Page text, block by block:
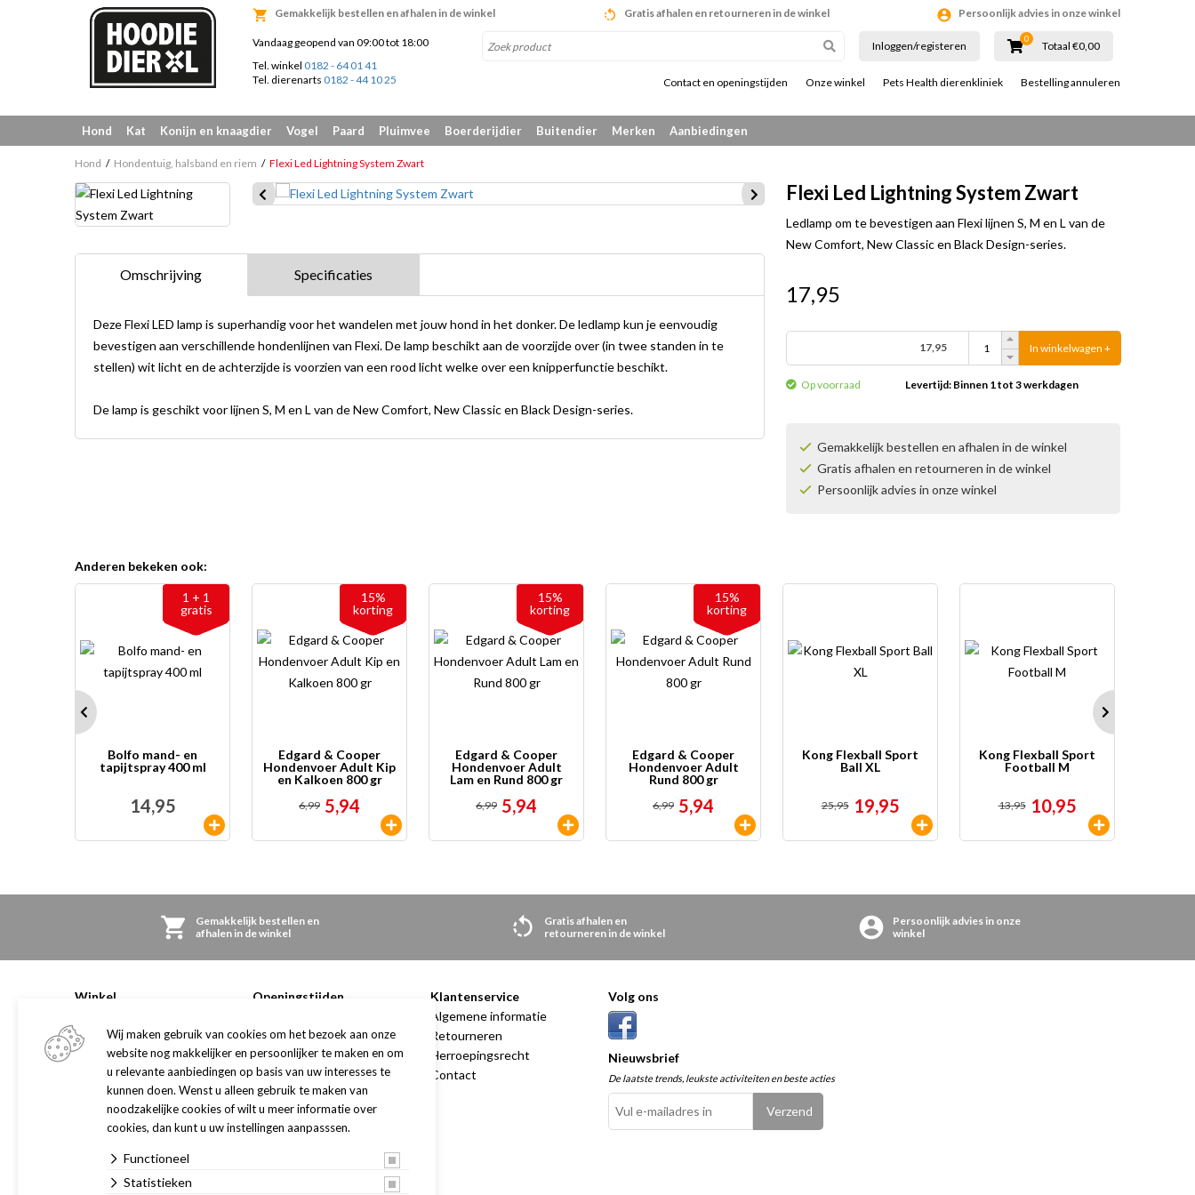
Gemakkelijk bestellen en afhalen in de winkel Gratis afhalen en retourneren in de winkel Persoonlijk advies in onze winkel
Vandaag geopend van 09:00 tot 18:00
Tel. winkel 0182 - 64 01 41
Tel. dierenarts 0182 - 44 10 25
Inloggen/registeren
0
Totaal €0,00
Contact en openingstijden Onze winkel Pets Health dierenkliniek Bestelling annuleren
Hond Kat Konijn en knaagdier Vogel Paard Pluimvee Boerderijdier Buitendier Merken Aanbiedingen
Hond Hondentuig, halsband en riem Flexi Led Lightning System Zwart
Omschrijving Specificaties
Deze Flexi LED lamp is superhandig voor het wandelen met jouw hond in het donker. De ledlamp kun je eenvoudig
bevestigen aan verschillende hondenlijnen van Flexi. De lamp beschikt aan de voorzijde over (in twee standen in te
stellen) wit licht en de achterzijde is voorzien van een rood licht welke over een knipperfunctie beschikt.
De lamp is geschikt voor lijnen S, M en L van de New Comfort, New Classic en Black Design-series.
Flexi Led Lightning System Zwart
Ledlamp om te bevestigen aan Flexi lijnen S, M en L van de
New Comfort, New Classic en Black Design-series.
17,95
17,95 In winkelwagen +
Op voorraad Levertijd: Binnen 1 tot 3 werkdagen
Gemakkelijk bestellen en afhalen in de winkel
Gratis afhalen en retourneren in de winkel
Persoonlijk advies in onze winkel
Anderen bekeken ook:
1 + 1
gratis
Bolfo mand- en
tapijtspray 400 ml
14,95
15%
korting
Edgard & Cooper
Hondenvoer Adult Kip
en Kalkoen 800 gr
6,99 5,94
15%
korting
Edgard & Cooper
Hondenvoer Adult
Lam en Rund 800 gr
6,99 5,94
15%
korting
Edgard & Cooper
Hondenvoer Adult
Rund 800 gr
6,99 5,94
Kong Flexball Sport
Ball XL
25,95 19,95
Kong Flexball Sport
Football M
13,95 10,95
Gemakkelijk bestellen en
afhalen in de winkel
Gratis afhalen en
retourneren in de winkel
Persoonlijk advies in onze
winkel
Winkel
Onze winkel
Pets Health dierenkliniek
Dogwash
Trimsalon
Cadeaukaart
Merken
Verzorgingsgebied
Vacatures
Openingstijden
dinsdag
09:00 - 18:00
woensdag
09:00 - 18:00
donderdag
09:00 - 18:00
vrijdag
09:00 -
zaterdag
09:00 -
Klantenservice
Algemene informatie
Retourneren
Herroepingsrecht
Contact
Volg ons
Nieuwsbrief
De laatste trends, leukste activiteiten en beste acties
Wij maken gebruik van cookies om het bezoek aan onze
website nog makkelijker en persoonlijker te maken en om
u relevante aanbiedingen op basis van uw interesses te
kunnen doen. Wenst u alleen gebruik te maken van
noodzakelijke cookies of wilt u meer informatie over
cookies, dan kunt u uw instellingen aanpasssen.
Functioneel
Statistieken